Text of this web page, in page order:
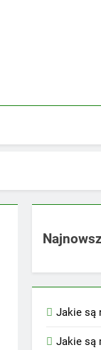
Jakie są
Jakie są